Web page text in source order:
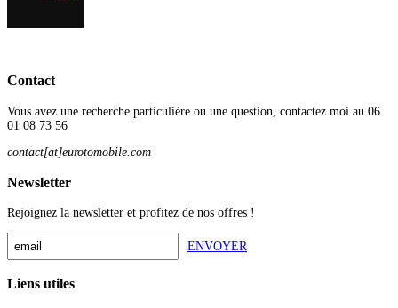
Contact
Vous avez une recherche particulière ou une question, contactez moi au 06
01 08 73 56
contact[at]eurotomobile.com
Newsletter
Rejoignez la newsletter et profitez de nos offres !
ENVOYER
Liens utiles